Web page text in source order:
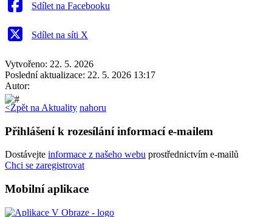
Sdílet na Facebooku
Sdílet na síti X
Vytvořeno: 22. 5. 2026
Poslední aktualizace: 22. 5. 2026 13:17
Autor:
<Zpět na Aktuality nahoru
Přihlášení k rozesílání informací e-mailem
Dostávejte informace z našeho webu prostřednictvím e-mailů
Chci se zaregistrovat
Mobilní aplikace